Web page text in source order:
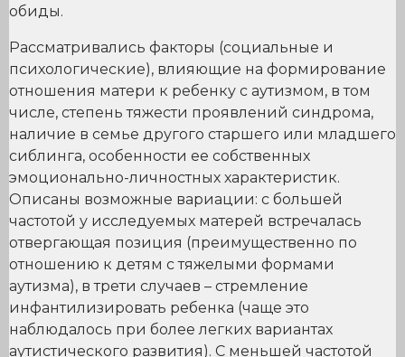
обиды.
Рассматривались факторы (социальные и
психологические), влияющие на формирование
отношения матери к ребенку с аутизмом, в том
числе, степень тяжести проявлений синдрома,
наличие в семье другого старшего или младшего
сиблинга, особенности ее собственных
эмоционально-личностных характеристик.
Описаны возможные вариации: с большей
частотой у исследуемых матерей встречалась
отвергающая позиция (преимущественно по
отношению к детям с тяжелыми формами
аутизма), в трети случаев – стремление
инфантилизировать ребенка (чаще это
наблюдалось при более легких вариантах
аутистического развития). С меньшей частотой